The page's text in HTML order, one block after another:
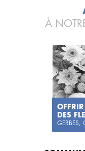
À
OFFRIR
DES
GERBES,